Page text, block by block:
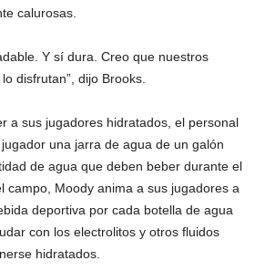
calurosas.
Y sí dura. Creo que nuestros
disfrutan”, dijo Brooks.
a sus jugadores hidratados, el personal
una jarra de agua de un galón
de agua que deben beber durante el
campo, Moody anima a sus jugadores a
deportiva por cada botella de agua
con los electrolitos y otros fluidos
hidratados.